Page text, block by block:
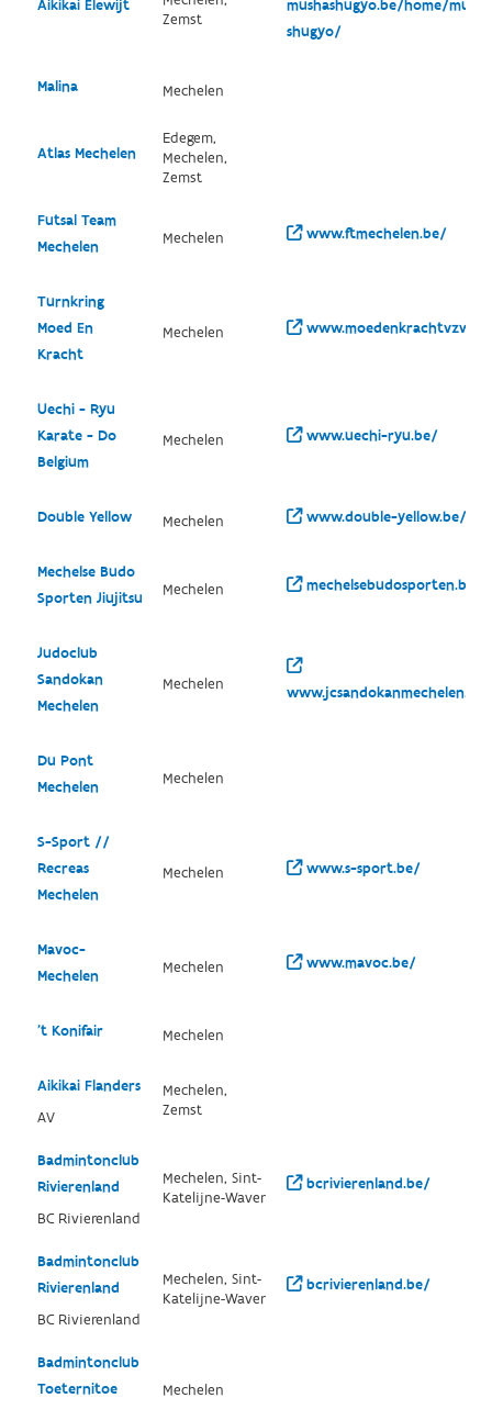
Aikikai Elewijt
Zemst
mushashugyo.be/home/
shugyo/
Malina Mechelen
Atlas Mechelen
Edegem,
Mechelen,
Zemst
Futsal Team
Mechelen
Mechelen www.ftmechelen.be/
Turnkring
Moed En
Kracht
Mechelen
Uechi - Ryu
Karate - Do
Belgium
Mechelen www.uechi-ryu.be/
Double Yellow Mechelen www.double-yellow.be/
Mechelse Budo
Sporten Jiujitsu
Mechelen mechelsebudosporten.be/
Judoclub
Sandokan
Mechelen
Mechelen www.jcsandokanmechelen.be/
Du Pont
Mechelen
Mechelen
S-Sport //
Recreas
Mechelen
Mechelen www.s-sport.be/
Mavoc-
Mechelen
Mechelen www.mavoc.be/
't Konifair Mechelen
Aikikai Flanders
AV
Mechelen,
Zemst
Badmintonclub
Rivierenland
BC Rivierenland
Mechelen, Sint-
Katelijne-Waver
bcrivierenland.be/
Badmintonclub
Rivierenland
BC Rivierenland
Mechelen, Sint-
Katelijne-Waver
bcrivierenland.be/
Badmintonclub
Toeternitoe
Mechelen